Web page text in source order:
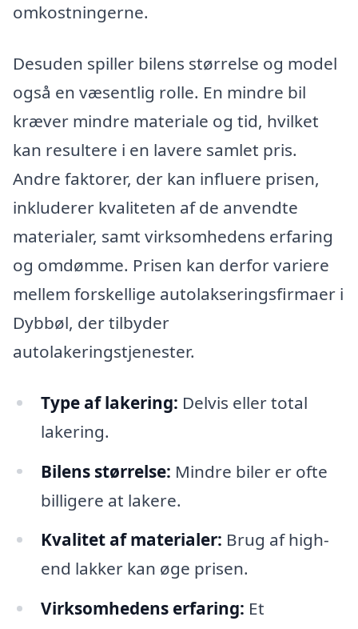
omkostningerne.
Desuden spiller bilens størrelse og model
også en væsentlig rolle. En mindre bil
kræver mindre materiale og tid, hvilket
kan resultere i en lavere samlet pris.
Andre faktorer, der kan influere prisen,
inkluderer kvaliteten af de anvendte
materialer, samt virksomhedens erfaring
og omdømme. Prisen kan derfor variere
mellem forskellige autolakseringsfirmaer i
Dybbøl, der tilbyder
autolakeringstjenester.
Type af lakering: Delvis eller total
lakering.
Bilens størrelse: Mindre biler er ofte
billigere at lakere.
Kvalitet af materialer: Brug af high-
end lakker kan øge prisen.
Virksomhedens erfaring: Et